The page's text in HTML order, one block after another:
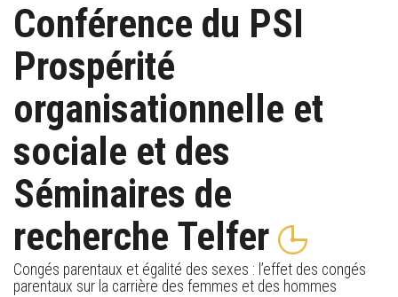
Conférence du PSI
Prospérité
organisationnelle et
sociale et des
Séminaires de
recherche Telfer
Congés parentaux et égalité des sexes : l’effet des congés
parentaux sur la carrière des femmes et des hommes